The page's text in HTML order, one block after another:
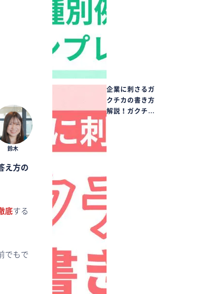
え方の
底する
でもで
企業に刺さるガ
クチカの書き方
解説！ガクチ…